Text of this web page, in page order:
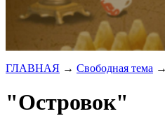
ГЛАВНАЯ → Свободная тема →
"Островок"